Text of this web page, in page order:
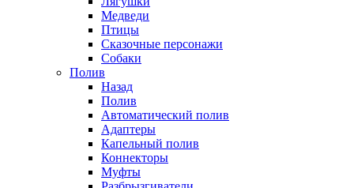
Медведи
Птицы
Сказочные персонажи
Собаки
Полив
Назад
Полив
Автоматический полив
Адаптеры
Капельный полив
Коннекторы
Муфты